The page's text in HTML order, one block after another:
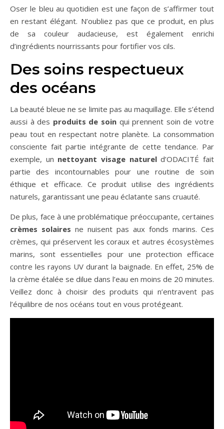
Oser le bleu au quotidien est une façon de s’affirmer tout
en restant élégant. N’oubliez pas que ce produit, en plus
de sa couleur audacieuse, est également enrichi
d’ingrédients nourrissants pour fortifier vos cils.
Des soins respectueux
des océans
La beauté bleue ne se limite pas au maquillage. Elle s’étend
aussi à des produits de soin qui prennent soin de votre
peau tout en respectant notre planète. La consommation
consciente fait partie intégrante de cette tendance. Par
exemple, un nettoyant visage natureld’ODACITÉ fait
partie des incontournables pour une routine de soin
éthique et efficace. Ce produit utilise des ingrédients
naturels, garantissant une peau éclatante sans cruauté.
De plus, face à une problématique préoccupante, certaines
crèmes solaires ne nuisent pas aux fonds marins. Ces
crèmes, qui préservent les coraux et autres écosystèmes
marins, sont essentielles pour une protection efficace
contre les rayons UV durant la baignade. En effet, 25% de
la crème étalée se dilue dans l’eau en moins de 20 minutes.
Veillez donc à choisir des produits qui n’entravent pas
l’équilibre de nos océans tout en vous protégeant.